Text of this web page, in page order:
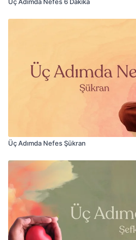
Üç Adımda Nefes Şükran